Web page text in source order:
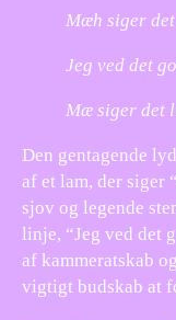
Mæh siger
Jeg ved det
Mæ siger det
Den gentagende
af et lam, der siger
sjov og legende
linje, “Jeg ved det
af kammeratskab
vigtigt budskab at